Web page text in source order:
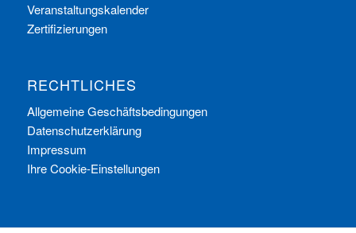
Veranstaltungskalender
Zertifizierungen
RECHTLICHES
Allgemeine Geschäftsbedingungen
Datenschutzerklärung
Impressum
Ihre Cookie-Einstellungen